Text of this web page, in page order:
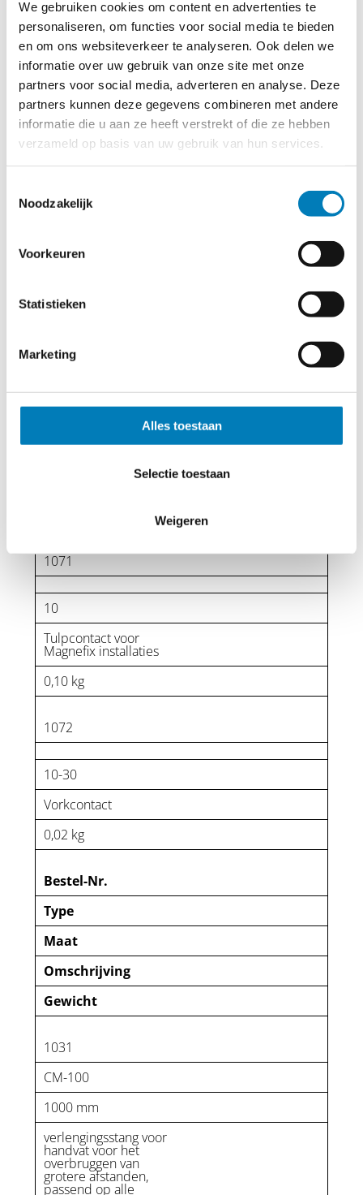
We gebruiken cookies om content en advertenties te
personaliseren, om functies voor social media te bieden
en om ons websiteverkeer te analyseren. Ook delen we
informatie over uw gebruik van onze site met onze
partners voor social media, adverteren en analyse. Deze
partners kunnen deze gegevens combineren met andere
informatie die u aan ze heeft verstrekt of die ze hebben
verzameld op basis van uw gebruik van hun services.
Noodzakelijk
Voorkeuren
Statistieken
Marketing
Alles toestaan
Selectie toestaan
Weigeren
volgens
DIN VDE 0682 deel
411/IEC-61243-1/EN
61243-1
1,70 kg
1047
CC-575-10/20B
1,70 kg
1048
1,80 kg
1070
10
Antenne met spitse
1071
10
Tulpcontact voor
Magnefix installaties
0,10 kg
1072
10-30
Vorkcontact
0,02 kg
Bestel-Nr.
Type
Maat
Omschrijving
Gewicht
1031
CM-100
1000 mm
verlengingsstang voor
handvat voor het
overbruggen van
grotere afstanden,
passend op alle